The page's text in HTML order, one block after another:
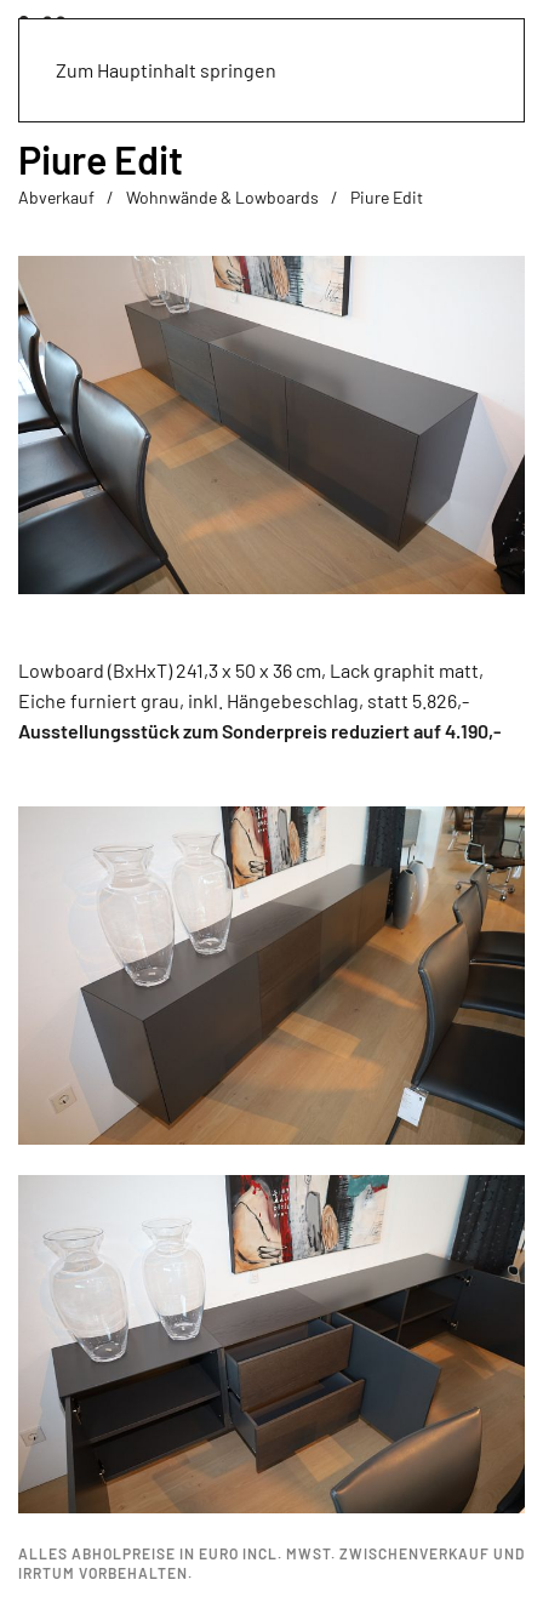
Zum Hauptinhalt springen
Piure Edit
Abverkauf Wohnwände & Lowboards Piure Edit
Lowboard (BxHxT) 241,3 x 50 x 36 cm, Lack graphit matt,
Eiche furniert grau, inkl. Hängebeschlag, statt 5.826,-
Ausstellungsstück zum Sonderpreis reduziert auf 4.190,-
ALLES ABHOLPREISE IN EURO INCL. MWST. ZWISCHENVERKAUF UND
IRRTUM VORBEHALTEN.